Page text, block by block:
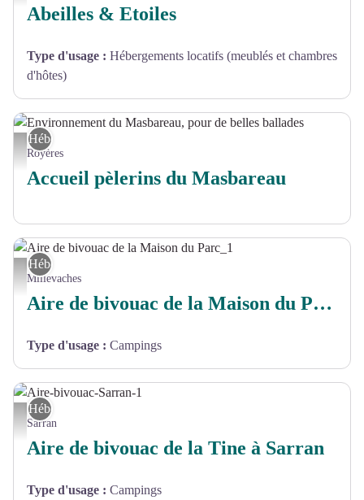
Abeilles & Etoiles
Type d'usage : Hébergements locatifs (meublés et chambres
d'hôtes)
Environnement du Masbareau, pour de belles ballades - Le Masbareau
Hébergement
Royères
Accueil pèlerins du Masbareau
Aire de bivouac de la Maison du Parc_1 - PNR Millevaches
Hébergement
Millevaches
Aire de bivouac de la Maison du Parc Naturel Régional de Millevaches
Type d'usage : Campings
Aire-bivouac-Sarran-1 - Mairie de Sarran
Hébergement
Sarran
Aire de bivouac de la Tine à Sarran
Type d'usage : Campings